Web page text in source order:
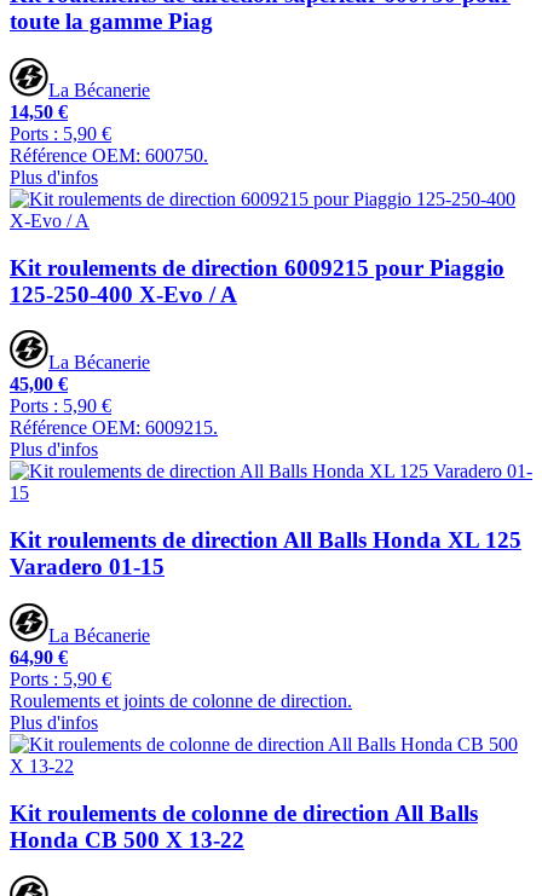
toute la gamme Piag
La Bécanerie
14,50 €
Ports : 5,90 €
Référence OEM: 600750.
Plus d'infos
Kit roulements de direction 6009215 pour Piaggio
125-250-400 X-Evo / A
La Bécanerie
45,00 €
Ports : 5,90 €
Référence OEM: 6009215.
Plus d'infos
Kit roulements de direction All Balls Honda XL 125
Varadero 01-15
La Bécanerie
64,90 €
Ports : 5,90 €
Roulements et joints de colonne de direction.
Plus d'infos
Kit roulements de colonne de direction All Balls
Honda CB 500 X 13-22